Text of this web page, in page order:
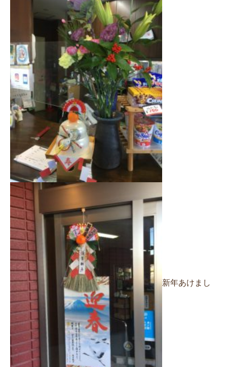
新年あけまし